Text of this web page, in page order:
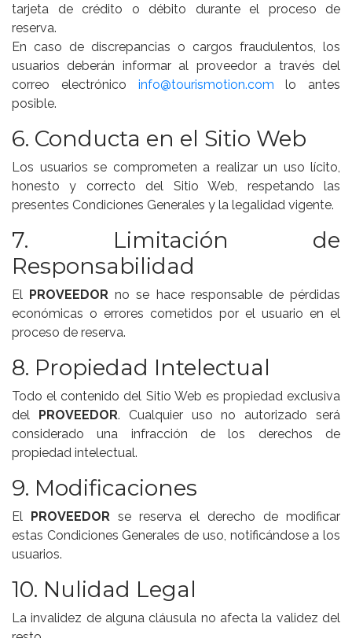
tarjeta de crédito o débito durante el proceso de
reserva.
En caso de discrepancias o cargos fraudulentos, los
usuarios deberán informar al proveedor a través del
correo electrónico info@tourismotion.com lo antes
posible.
6. Conducta en el Sitio Web
Los usuarios se comprometen a realizar un uso lícito,
honesto y correcto del Sitio Web, respetando las
presentes Condiciones Generales y la legalidad vigente.
7. Limitación de
Responsabilidad
El PROVEEDOR no se hace responsable de pérdidas
económicas o errores cometidos por el usuario en el
proceso de reserva.
8. Propiedad Intelectual
Todo el contenido del Sitio Web es propiedad exclusiva
del PROVEEDOR. Cualquier uso no autorizado será
considerado una infracción de los derechos de
propiedad intelectual.
9. Modificaciones
El PROVEEDOR se reserva el derecho de modificar
estas Condiciones Generales de uso, notificándose a los
usuarios.
10. Nulidad Legal
La invalidez de alguna cláusula no afecta la validez del